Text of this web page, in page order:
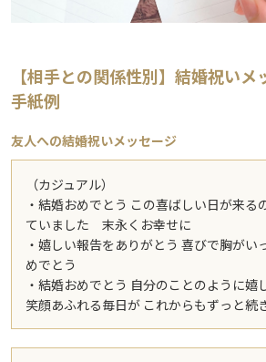
【相手との関係性別】結婚祝いメ
手紙例
友人への結婚祝いメッセージ
（カジュアル）
・結婚おめでとう この喜ばしい日が来る
ていました 末永くお幸せに
・嬉しい報告をありがとう 喜びで胸がい
めでとう
・結婚おめでとう 自分のことのように嬉
笑顔あふれる毎日が これからもずっと続